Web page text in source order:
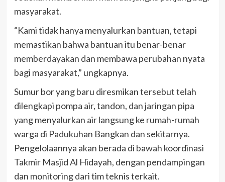
masyarakat.
“Kami tidak hanya menyalurkan bantuan, tetapi
memastikan bahwa bantuan itu benar-benar
memberdayakan dan membawa perubahan nyata
bagi masyarakat,” ungkapnya.
Sumur bor yang baru diresmikan tersebut telah
dilengkapi pompa air, tandon, dan jaringan pipa
yang menyalurkan air langsung ke rumah-rumah
warga di Padukuhan Bangkan dan sekitarnya.
Pengelolaannya akan berada di bawah koordinasi
Takmir Masjid Al Hidayah, dengan pendampingan
dan monitoring dari tim teknis terkait.